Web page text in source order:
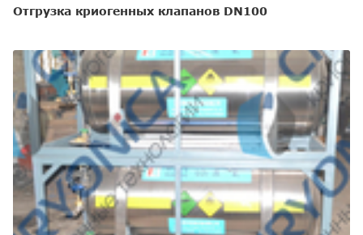
Отгрузка криогенных клапанов DN100